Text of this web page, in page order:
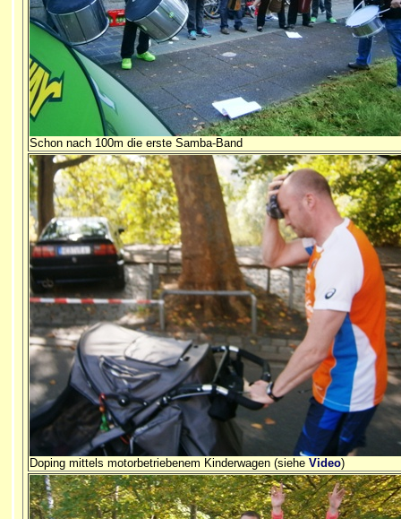
Schon nach 100m die erste Samba-Band
Doping mittels motorbetriebenem Kinderwagen (siehe Video)